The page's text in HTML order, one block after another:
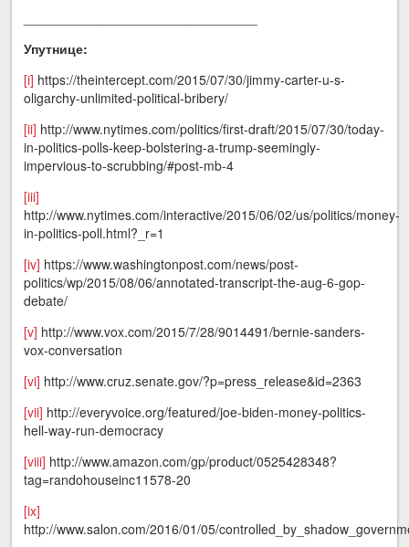
Упутнице:
[i] https://theintercept.com/2015/07/30/jimmy-carter-u-s-
oligarchy-unlimited-political-bribery/
[ii] http://www.nytimes.com/politics/first-draft/2015/07/30/today-
in-politics-polls-keep-bolstering-a-trump-seemingly-
impervious-to-scrubbing/#post-mb-4
[iii]
http://www.nytimes.com/interactive/2015/06/02/us/politics/money-
in-politics-poll.html?_r=1
[iv] https://www.washingtonpost.com/news/post-
politics/wp/2015/08/06/annotated-transcript-the-aug-6-gop-
debate/
[v] http://www.vox.com/2015/7/28/9014491/bernie-sanders-
vox-conversation
[vi] http://www.cruz.senate.gov/?p=press_release&id=2363
[vii] http://everyvoice.org/featured/joe-biden-money-politics-
hell-way-run-democracy
[viii] http://www.amazon.com/gp/product/0525428348?
tag=randohouseinc11578-20
[ix]
http://www.salon.com/2016/01/05/